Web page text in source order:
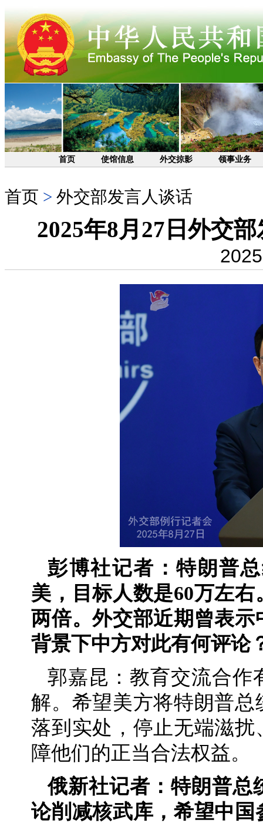
首页 使馆信息 外交掠影 领事业务
首页 > 外交部发言人谈话
2025年8月27日外交
彭博社记者：特朗普
美，目标人数是60万左
两倍。外交部近期曾表
背景下中方对此有何评论
郭嘉昆：教育交流合作
解。希望美方将特朗普
落到实处，停止无端滋
障他们的正当合法权益。
俄新社记者：特朗普总
论削减核武库，希望中